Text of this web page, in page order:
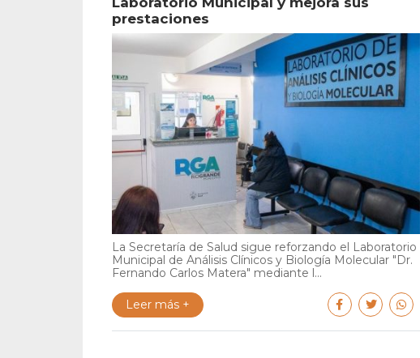
prestaciones
La Secretaría de Salud sigue reforzando el Laboratorio
Municipal de Análisis Clínicos y Biología Molecular "Dr.
Fernando Carlos Matera" mediante l...
Leer más +